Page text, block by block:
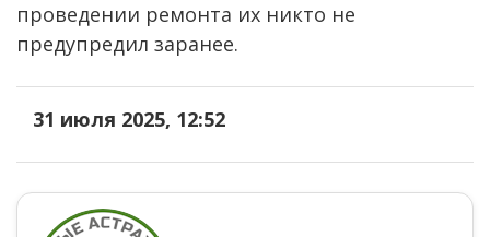
проведении ремонта их никто не
предупредил заранее.
31 июля 2025, 12:52